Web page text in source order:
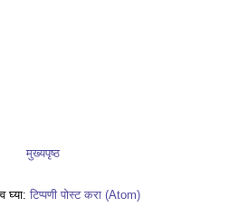
मुख्यपृष्ठ
घ्या: टिप्पणी पोस्ट करा (Atom)